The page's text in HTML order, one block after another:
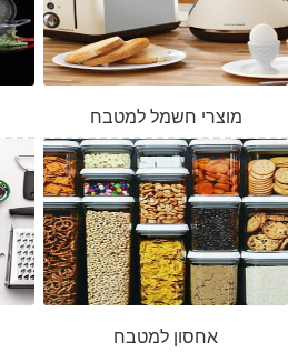
מוצרי חשמל למטבח
אחסון למטבח